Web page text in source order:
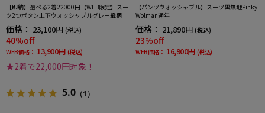
【即納】選べる2着22000円【WEB限定】スー
ツ2つボタン上下ウォッシャブルグレー織柄無
地3シーズン対応
価格： 23,100円 (税込)
40%off
WEB価格： 13,900円 (税込)
★2着で22,000円対象！
5.0 （1）
【パンツウォッシャブル】スーツ黒無地Pinky
Wolman通年
価格： 21,890円 (税込)
23%off
WEB価格： 16,900円 (税込)